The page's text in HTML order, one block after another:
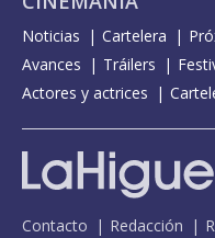
Noticias Cartelera
Avances
Tráilers
Actores y actrices
Contacto Redacción